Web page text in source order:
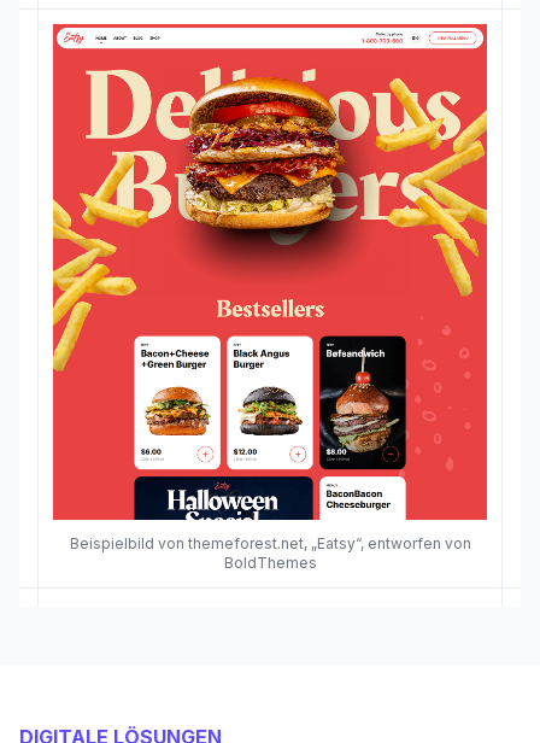
Beispielbild von themeforest.net, „Eatsy“, entworfen von
BoldThemes
DIGITALE LÖSUNGEN